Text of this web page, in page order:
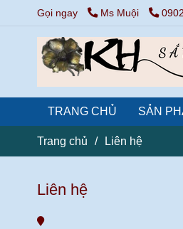
Gọi ngay Ms Muội
TRANG CHỦ SẢN
Trang chủ / Liên hệ
Liên hệ